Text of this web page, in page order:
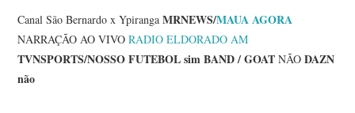
Canal São Bernardo x YpirangaMRNEWS/MAUA AGORA
NARRAÇÃO AO VIVORADIO ELDORADO AM
TVNSPORTS/NOSSO FUTEBOL sim BAND / GOAT NÃODAZN
não